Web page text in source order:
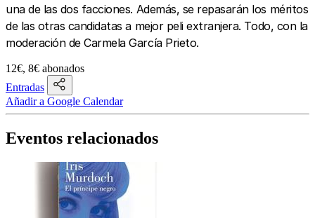
una de las dos facciones. Además, se repasarán los méritos
de las otras candidatas a mejor peli extranjera. Todo, con la
moderación de Carmela García Prieto.
12€, 8€ abonados
Entradas
Añadir a Google Calendar
Eventos relacionados